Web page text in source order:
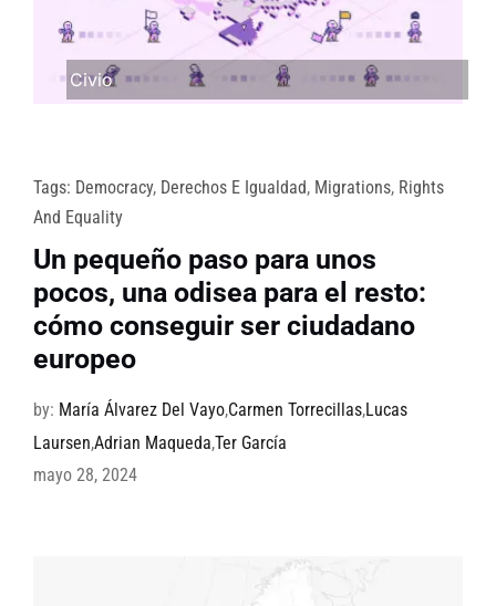
Civio
Tags: Democracy, Derechos E Igualdad, Migrations, Rights
And Equality
Un pequeño paso para unos
pocos, una odisea para el resto:
cómo conseguir ser ciudadano
europeo
by: María Álvarez Del Vayo,Carmen Torrecillas,Lucas
Laursen,Adrian Maqueda,Ter García
mayo 28, 2024